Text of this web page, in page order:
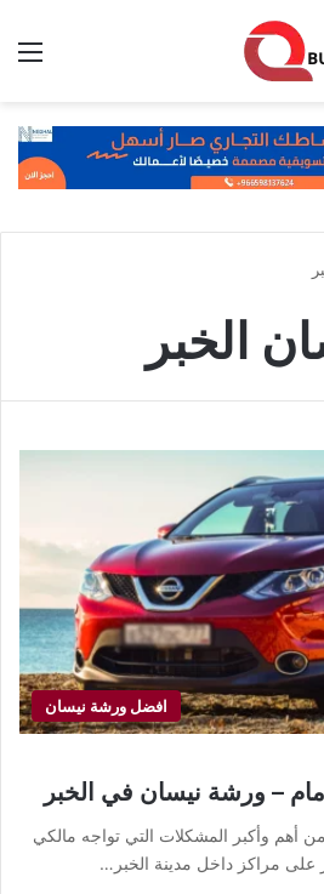
الخبر
افضل ورشة نيسان
– ورشة نيسان في الخبر
أهم وأكبر المشكلات التي تواجه مالكي
على مراكز داخل مدينة الخبر…